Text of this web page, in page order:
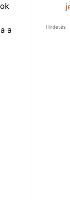
a Hirdetés